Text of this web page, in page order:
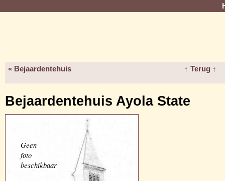
« Bejaardentehuis ↑ Terug ↑
Bejaardentehuis Ayola State
Geen
foto
beschikbaar